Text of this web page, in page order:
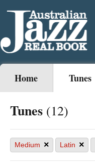
Home Tunes
Tunes (12)
Medium × Latin ×